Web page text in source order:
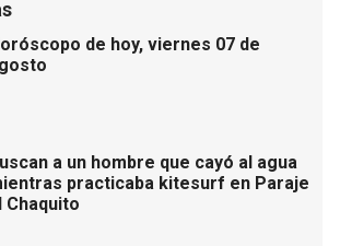
de hoy, viernes 07 de
a un hombre que cayó al agua
practicaba kitesurf en Paraje
Chaquito